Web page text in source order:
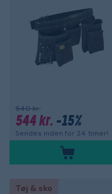
640 kr.
544 kr. -15%
Sendes inden for 24 timer!
Tøj & sko